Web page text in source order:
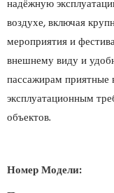
надёжную
воздухе, включая
мероприятия и
внешнему виду и
пассажирам приятные
эксплуатационным
объектов.
Номер Модели: